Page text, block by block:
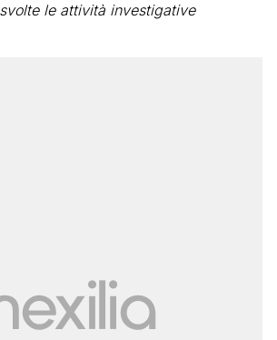
le attività investigative